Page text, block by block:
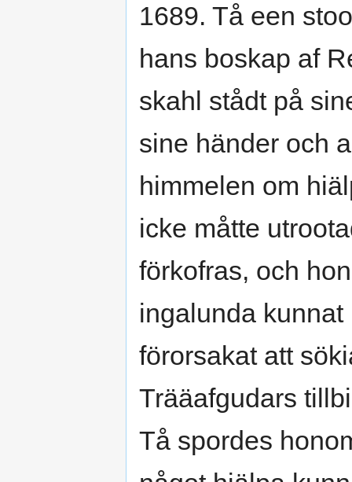
1689. Tå een
hans boskap af
skahl stådt på
sine händer och
himmelen om
icke måtte
förkofras, och
ingalunda
förorsakat att
Trääafgudars
Tå spordes